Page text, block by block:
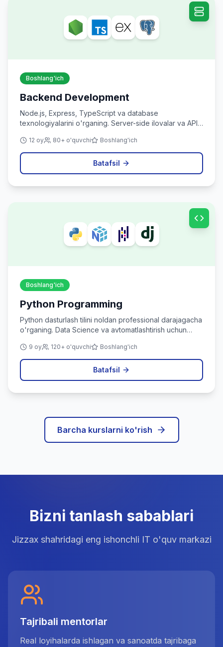
Boshlang'ich
Backend Development
Node.js, Express, TypeScript va database
texnologiyalarini o'rganing. Server-side ilovalar va API
12 oy 80+ o'quvchi Boshlang'ich
Batafsil
Boshlang'ich
Python Programming
Python dasturlash tilini noldan professional darajagacha
o'rganing. Data Science va avtomatlashtirish uchun
9 oy 120+ o'quvchi Boshlang'ich
Batafsil
Barcha kurslarni ko'rish
Bizni tanlash sabablari
Jizzax shahridagi eng ishonchli IT o'quv markazi
Tajribali mentorlar
Real loyihalarda ishlagan va sanoatda tajribaga